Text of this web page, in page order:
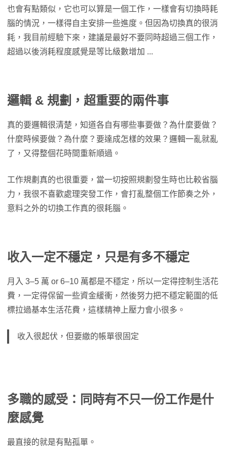
也會有點類似，它也可以算是一個工作，一樣會有切換時耗
腦的情況，一樣得自主安排一些進度。但因為切換真的很消
耗，我目前經驗下來，建議是最好不要同時超過三個工作，
超過以後消耗程度感覺是等比級數增加 ...
邏輯 & 規劃，超重要的兩件事
真的要邏輯很清楚，知道各自有哪些事要做？為什麼要做？
什麼時候要做？為什麼？要達成怎樣的效果？邏輯一亂就亂
了，又得整個花時間重新順過。
工作規劃真的也很重要，當一切按照規劃發生時也比較省腦
力，我很不喜歡處理突發工作，會打亂整個工作節奏之外，
意料之外的切換工作真的很耗腦。
收入一定不穩定，只是有多不穩定
月入 3–5 萬 or 6–10 萬都是不穩定，所以一定得控制生活花
費，一定得保留一些資金緩衝，然後努力把不穩定範圍的低
標拉過基本生活花費，這樣精神上壓力會小很多。
收入很起伏，但要繳的帳單很固定
多職的感受：同時有不只一份工作是什
麼感覺
最直接的就是有點孤單。